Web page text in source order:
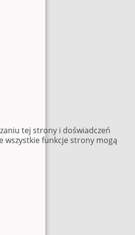
tej strony i doświadczeń
wszystkie funkcje strony mogą